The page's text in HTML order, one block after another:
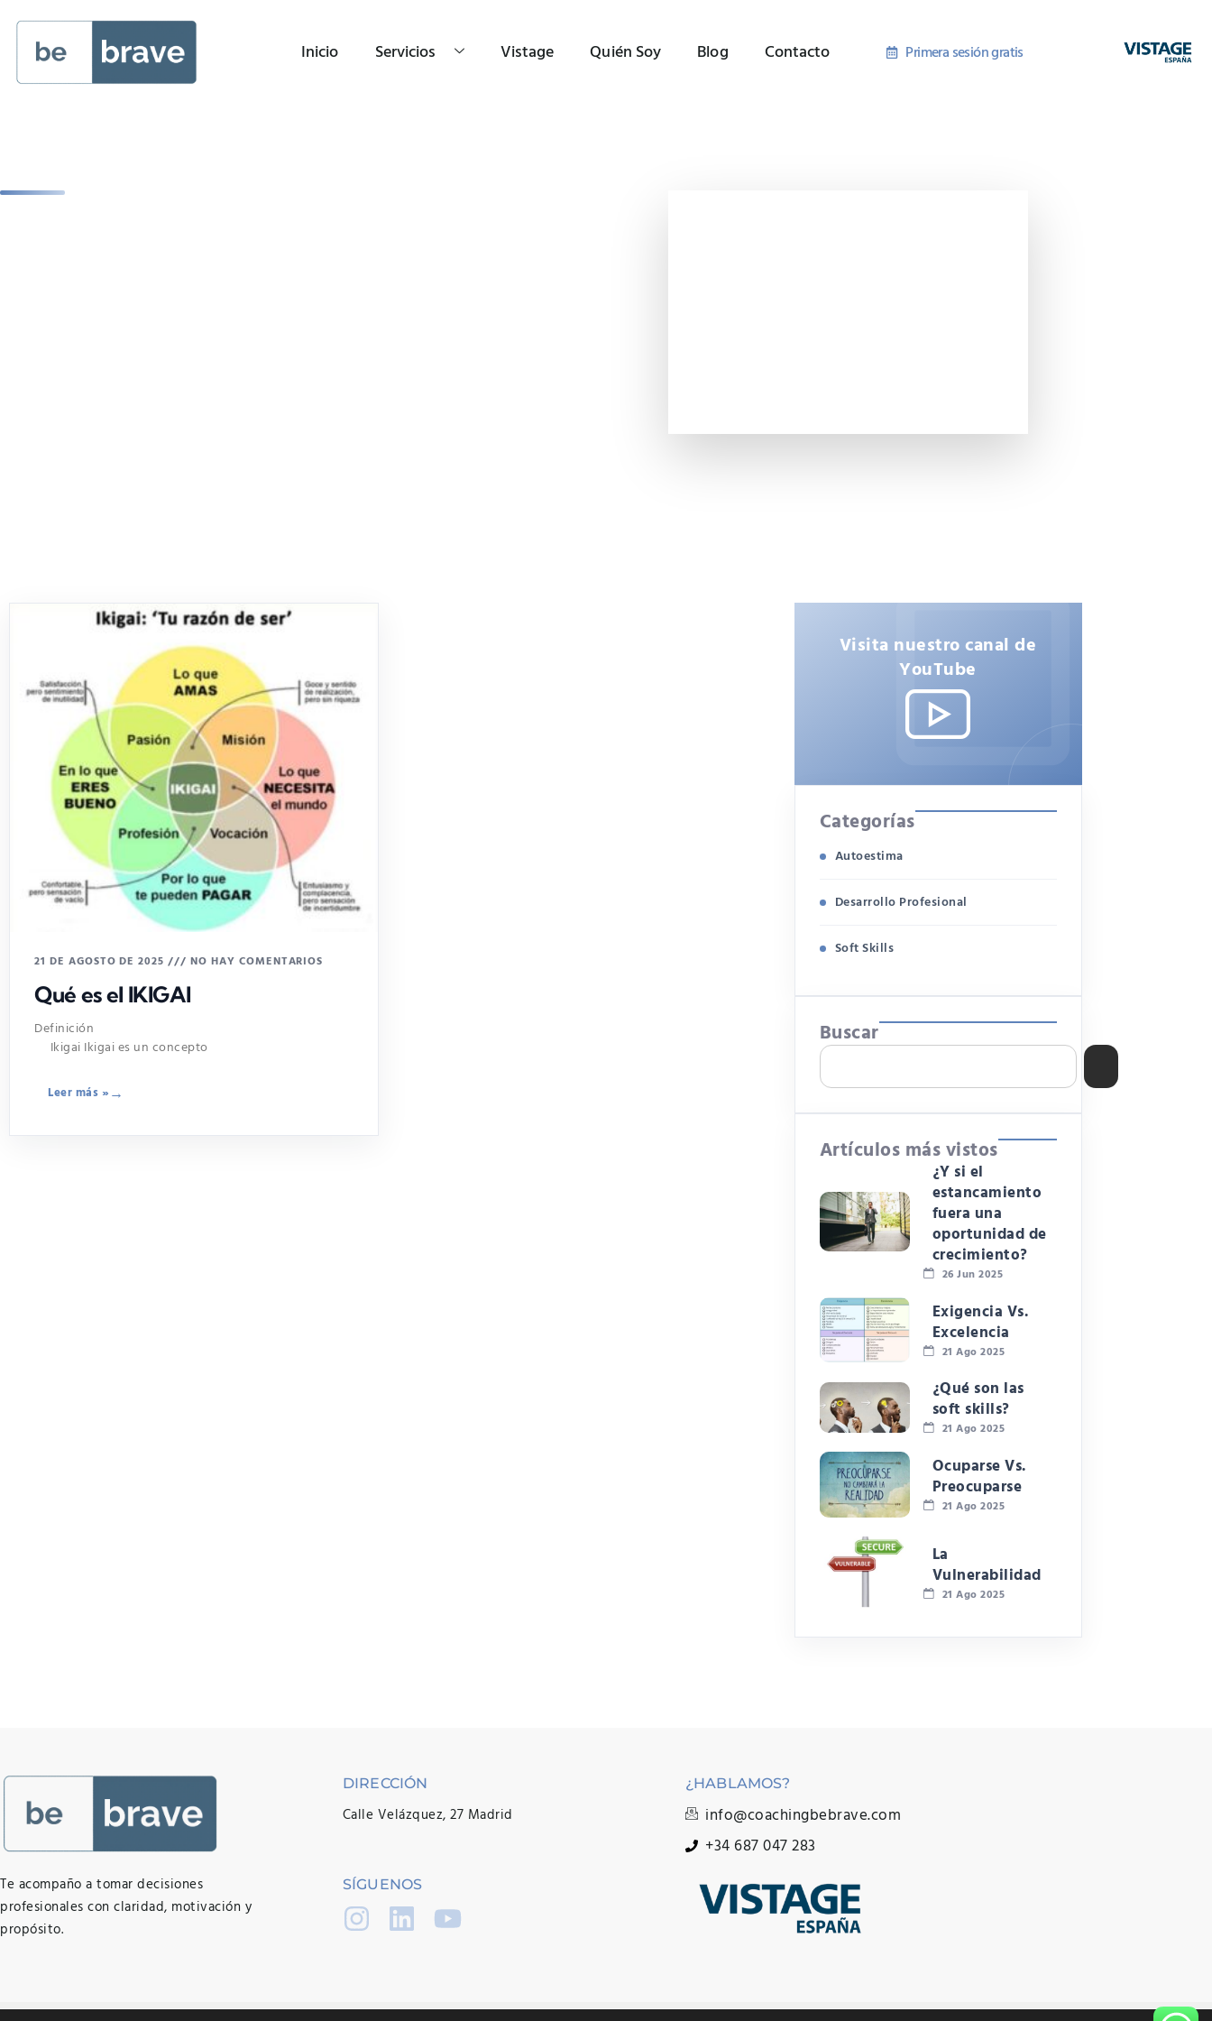
Inicio Servicios Vistage Quién Soy Blog Contacto Primera sesión gratis
Qué es el IKIGAI
21 DE AGOSTO DE 2025 NO HAY COMENTARIOS
Definición
Ikigai Ikigai es un concepto
Leer más »
Visita nuestro canal de
YouTube
Categorías
Autoestima
Desarrollo Profesional
Soft Skills
Buscar
Artículos más vistos
¿Y si el
estancamiento
fuera una
oportunidad de
crecimiento?
26 Jun 2025
Exigencia Vs.
Excelencia
21 Ago 2025
¿Qué son las
soft skills?
21 Ago 2025
Ocuparse Vs.
Preocuparse
21 Ago 2025
La
Vulnerabilidad
21 Ago 2025
Te acompaño a tomar decisiones
profesionales con claridad, motivación y
propósito.
DIRECCIÓN
Calle Velázquez, 27 Madrid
SÍGUENOS
¿HABLAMOS?
info@coachingbebrave.com
+34 687 047 283